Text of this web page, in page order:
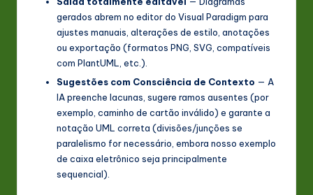
gerados abrem no editor do Visual Paradigm para
ajustes manuais, alterações de estilo, anotações
ou exportação (formatos PNG, SVG, compatíveis
com PlantUML, etc.).
Sugestões com Consciência de Contexto — A
IA preenche lacunas, sugere ramos ausentes (por
exemplo, caminho de cartão inválido) e garante a
notação UML correta (divisões/junções se
paralelismo for necessário, embora nosso exemplo
de caixa eletrônico seja principalmente
sequencial).